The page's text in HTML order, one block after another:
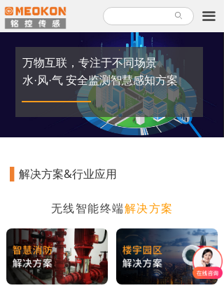
끀
首页
产品中心
解决方案
服务支持
新闻故事
加入铭控
联系我们
产品使用指南
ꄙ
万物互联，专注于不同场景
水·风·气 安全监测智慧感知方案
解决方案&行业应用
无线智能终端解决方案